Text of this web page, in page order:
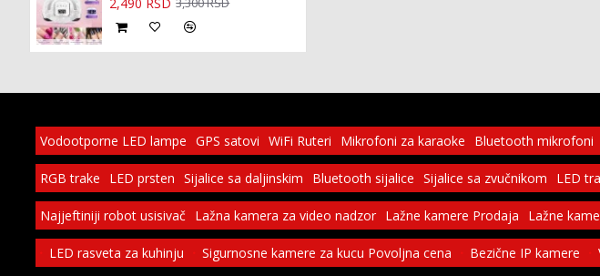
Vodootporne LED lampe GPS satovi WiFi Ruteri Mikrofoni za karaoke Bluetooth mikrofoni
RGB trake LED prsten Sijalice sa daljinskim Bluetooth sijalice Sijalice sa zvučnikom LED
Najjeftiniji robot usisivač Lažna kamera za video nadzor Lažne kamere Prodaja Lažne
LED rasveta za kuhinju Sigurnosne kamere za kucu Povoljna cena Bezične IP kamere